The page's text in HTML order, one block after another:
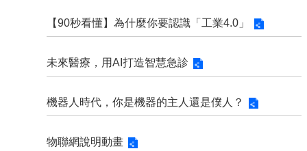
【90秒看懂】為什麼你要認識「工業4.0」
未來醫療，用AI打造智慧急診
機器人時代，你是機器的主人還是僕人？
物聯網說明動畫